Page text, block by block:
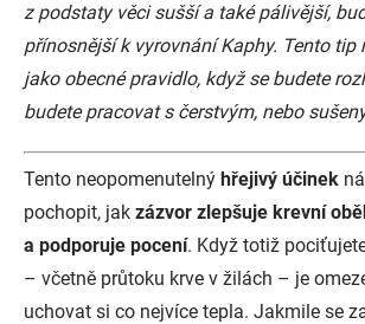
z podstaty věci sušší a také pálivější,
přínosnější k vyrovnání Kaphy. Tento tip
jako obecné pravidlo, když se budete
budete pracovat s čerstvým, nebo
Tento neopomenutelný hřejivý účinek
pochopit, jak zázvor zlepšuje krevní
a podporuje pocení. Když totiž
– včetně průtoku krve v žilách – je
uchovat si co nejvíce tepla. Jakmile se